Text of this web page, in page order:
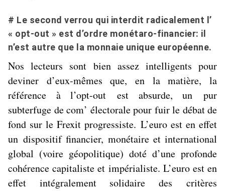
# Le second verrou qui interdit radicalement l’
« opt-out » est d’ordre monétaro-financier: il
n’est autre que la monnaie unique européenne.
Nos lecteurs sont bien assez intelligents pour
deviner d’eux-mêmes que, en la matière, la
référence à l’opt-outest absurde, un pur
subterfuge de com’ électorale pour fuir le débat de
fond sur le Frexit progressiste. L’euro est en effet
undispositif financier, monétaire et international
global (voire géopolitique) doté d’une profonde
cohérence capitaliste et impérialiste. L’euro est en
effet intégralement solidaire des critères